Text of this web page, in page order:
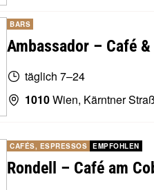
BARS
Ambassador – Café &
täglich 7–24
1010Wien, Kärntner
CAFÉS, ESPRESSOS EMPFOHLEN
Rondell – Café am